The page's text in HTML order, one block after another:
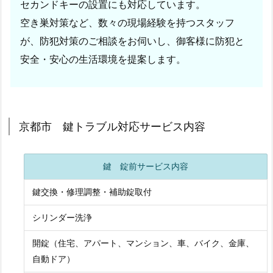
ラ
ブ
ル
に
し
ま
す。
1.
1.
京
都
セカンドキーの設置にも対応しています。
空き巣対策など、数々の現場経験を持つスタッフ
が、防犯対策のご相談をお伺いし、御客様に防犯と
安全・安心の生活環境を提案します。
京都市 鍵トラブル対応サービス内容
鍵 錠前サービス内容
鍵交換・修理調整・補助錠取付
シリンダー洗浄
開錠（住宅、アパート、マンション、車、バイク、金庫、
自動ドア）